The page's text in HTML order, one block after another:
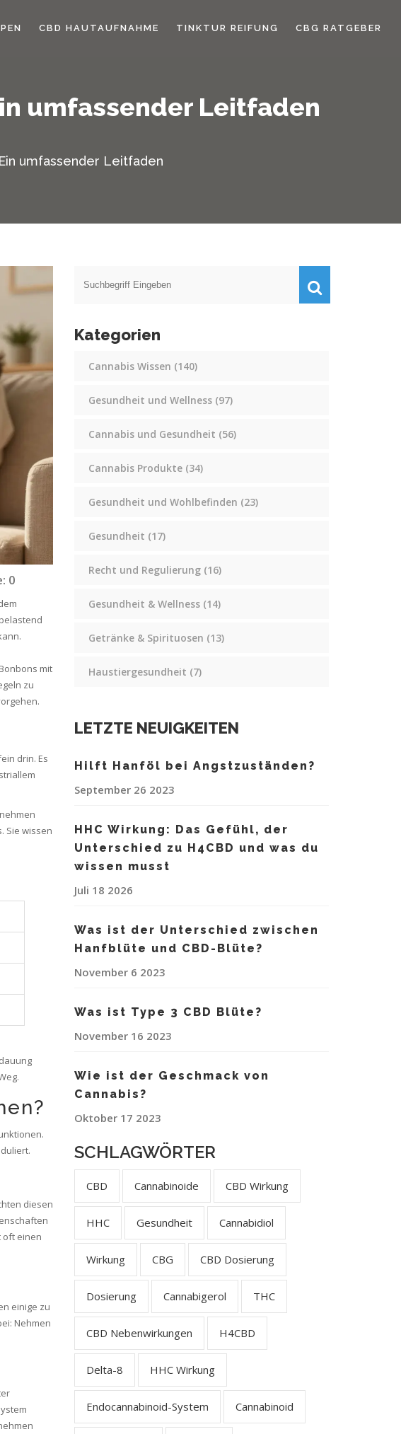
CBD HAUTAUFNAHME TINKTUR REIFUNG CBG RATGEBER
umfassender Leitfaden
umfassender Leitfaden
0
.
mit
zu
drin. Es
Sie wissen
.
diesen
oft einen
einige zu
Nehmen
Kategorien
Cannabis Wissen (140)
Gesundheit und Wellness (97)
Cannabis und Gesundheit (56)
Cannabis Produkte (34)
Gesundheit und Wohlbefinden (23)
Gesundheit (17)
Recht und Regulierung (16)
Gesundheit & Wellness (14)
Getränke & Spirituosen (13)
Haustiergesundheit (7)
LETZTE NEUIGKEITEN
Hilft Hanföl bei Angstzuständen?
September 26 2023
HHC Wirkung: Das Gefühl, der
Unterschied zu H4CBD und was du
wissen musst
Juli 18 2026
Was ist der Unterschied zwischen
Hanfblüte und CBD-Blüte?
November 6 2023
Was ist Type 3 CBD Blüte?
November 16 2023
Wie ist der Geschmack von
Cannabis?
Oktober 17 2023
SCHLAGWÖRTER
CBD Cannabinoide CBD Wirkung
HHC Gesundheit Cannabidiol
Wirkung CBG CBD Dosierung
Dosierung Cannabigerol THC
CBD Nebenwirkungen H4CBD
Delta-8 HHC Wirkung
Endocannabinoid-System Cannabinoid